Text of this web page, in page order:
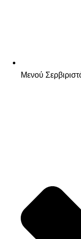
Μενού